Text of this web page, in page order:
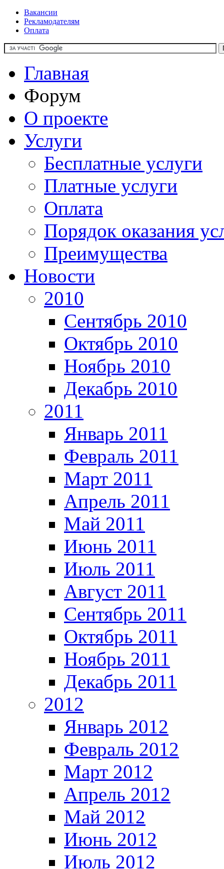
Вакансии
Рекламодателям
Оплата
Главная
Форум
О проекте
Услуги
Бесплатные услуги
Платные услуги
Оплата
Порядок оказания
Преимущества
Новости
2010
Сентябрь 2010
Октябрь 2010
Ноябрь 2010
Декабрь 2010
2011
Январь 2011
Февраль 2011
Март 2011
Апрель 2011
Май 2011
Июнь 2011
Июль 2011
Август 2011
Сентябрь 2011
Октябрь 2011
Ноябрь 2011
Декабрь 2011
2012
Январь 2012
Февраль 2012
Март 2012
Апрель 2012
Май 2012
Июнь 2012
Июль 2012